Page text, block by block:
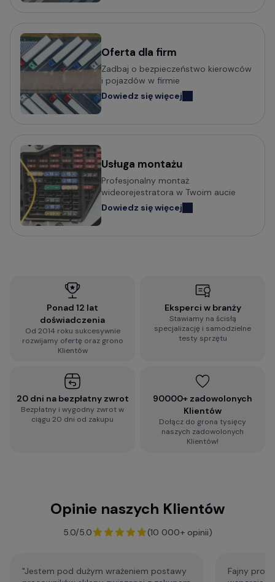
Wideorejestratory FITCAMX
Wideorejestratory BlackVue
Wideorejestratory FineVu
Wideorejestratory MBG Line
Potrzebujesz porady w wyborze
wideorejestratora?
Sprawdź praktyczny poradnik o tym na co zwrócić
Wypełnij błyskawiczną ankietę i otrzymaj
spersonalizowaną rekomendację dopasowaną do
Twoich wymagań:
2-minutowa ankieta rekomendacji
wideorejestratora
Zobacz więcej porad dotyczących
wideorejestratorów, a także zestaw najczęściej
F.A.Q. - najczęściej zadawane pytania
Oferta dla firm
Zadbaj o bezpieczeństwo kierowców
i pojazdów w firmie
Dowiedz się więcej
Usługa montażu
Profesjonalny montaż
wideorejestratora w Twoim aucie
Dowiedz się więcej
Ponad 12 lat
doświadczenia
Od 2014 roku sukcesywnie
rozwijamy ofertę oraz grono
Klientów
Eksperci w branży
Stawiamy na ścisłą
specjalizację i samodzielne
testy sprzętu
20 dni na bezpłatny zwrot
Bezpłatny i wygodny zwrot w
ciągu 20 dni od zakupu
90000+ zadowolonych
Klientów
Dołącz do grona tysięcy
naszych zadowolonych
Klientów!
Opinie naszych Klientów
5.0/5.0 (10 000+ opinii)
"Jestem pod dużym wrażeniem postawy
Fajny